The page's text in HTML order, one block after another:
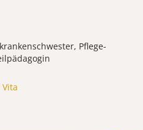
Pflege-